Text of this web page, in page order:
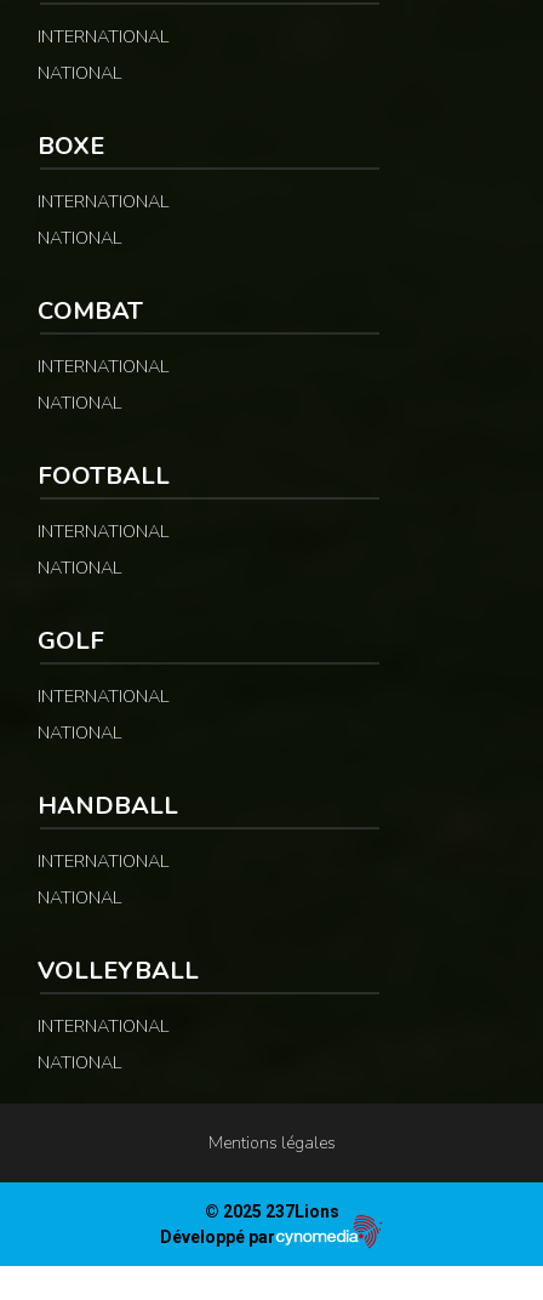
INTERNATIONAL
NATIONAL
BOXE
INTERNATIONAL
NATIONAL
COMBAT
INTERNATIONAL
NATIONAL
FOOTBALL
INTERNATIONAL
NATIONAL
GOLF
INTERNATIONAL
NATIONAL
HANDBALL
INTERNATIONAL
NATIONAL
VOLLEYBALL
INTERNATIONAL
NATIONAL
Mentions légales
© 2025 237Lions
Développé par